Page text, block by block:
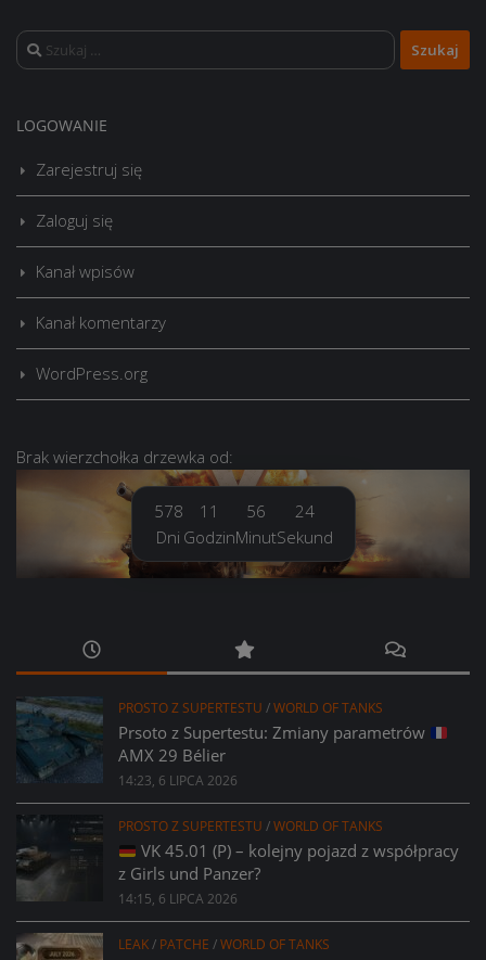
Szukaj:
LOGOWANIE
Zarejestruj się
Zaloguj się
Kanał wpisów
Kanał komentarzy
WordPress.org
Brak wierzchołka drzewka od:
578
Dni
11
Godzin
56
Minut
24
Sekund
PROSTO Z SUPERTESTU /WORLD OF TANKS
Prsoto z Supertestu: Zmiany parametrów
AMX 29 Bélier
14:23, 6 LIPCA 2026
PROSTO Z SUPERTESTU /WORLD OF TANKS
VK 45.01 (P) – kolejny pojazd z współpracy
z Girls und Panzer?
14:15, 6 LIPCA 2026
LEAK/ PATCHE /WORLD OF TANKS